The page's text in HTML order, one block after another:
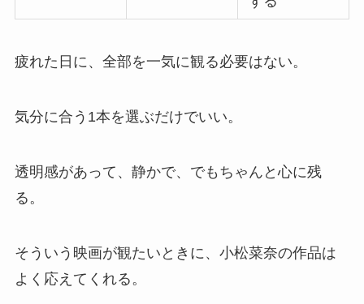
疲れた日に、全部を一気に観る必要はない。
気分に合う1本を選ぶだけでいい。
透明感があって、静かで、でもちゃんと心に残
る。
そういう映画が観たいときに、小松菜奈の作品は
よく応えてくれる。